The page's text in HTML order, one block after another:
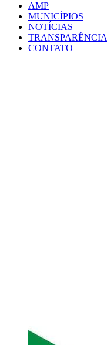
AMP
MUNICÍPIOS
NOTÍCIAS
TRANSPARÊNCIA
CONTATO